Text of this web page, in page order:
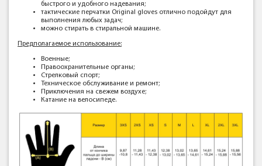
быстрого и удобного надевания;
тактические перчатки Original gloves отлично подойдут для
выполнения любых задач;
можно стирать в стиральной машине.
Предполагаемое использование:
Военные;
Правоохранительные органы;
Стрелковый спорт;
Техническое обслуживание и ремонт;
Приключения на свежем воздухе;
Катание на велосипеде.